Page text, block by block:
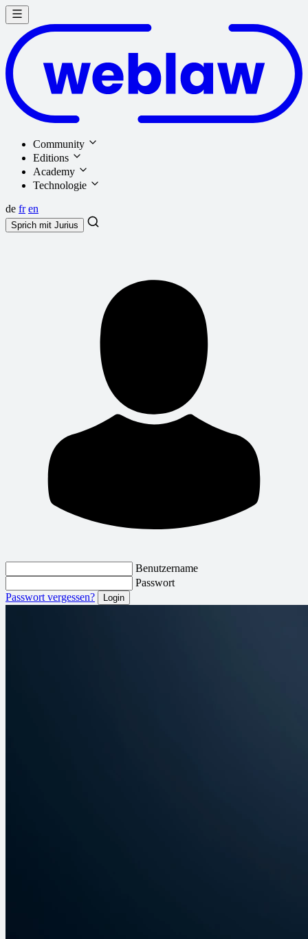
Community
Editions
Academy
Technologie
de fr en
Sprich mit Jurius
Benutzername
Passwort
Passwort vergessen?